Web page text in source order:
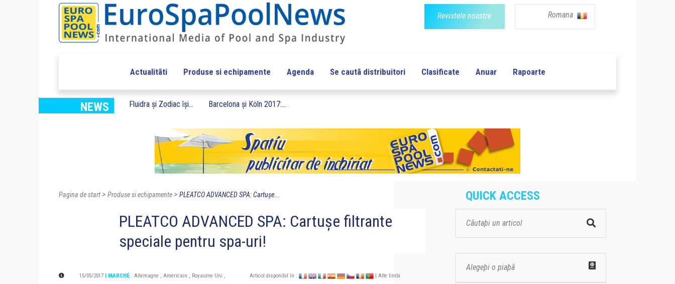
Revistele noastre Romana
Actualitãti Produse si echipamente Agenda Se cautã distribuitori Clasificate Anuar Rapoarte
NEWS Fluidra și Zodiac își... Barcelona și Köln 2017:...
Pagina de start> Produse si echipamente> PLEATCO ADVANCED SPA: Cartușe...
PLEATCO ADVANCED SPA: Cartușe filtrante
speciale pentru spa-uri!
15/05/2017 | MARCHÉ : Allemagne , Américain , Royaume Uni ,
Articol disponibil în : | Alte limbi
QUICK ACCESS
Alegeþi o piaþã